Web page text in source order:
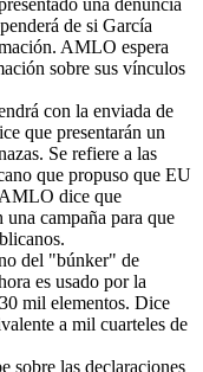
una denuncia
de si García
AMLO espera
sobre sus vínculos
con la enviada de
que presentarán un
Se refiere a las
que propuso que EU
dice que
campaña para que
del "búnker" de
es usado por la
mil elementos. Dice
a mil cuarteles de
sobre las declaraciones